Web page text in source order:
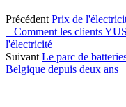
Précédent Prix de
– Comment les clients
l'électricité
Suivant Le parc de
Belgique depuis deux ans